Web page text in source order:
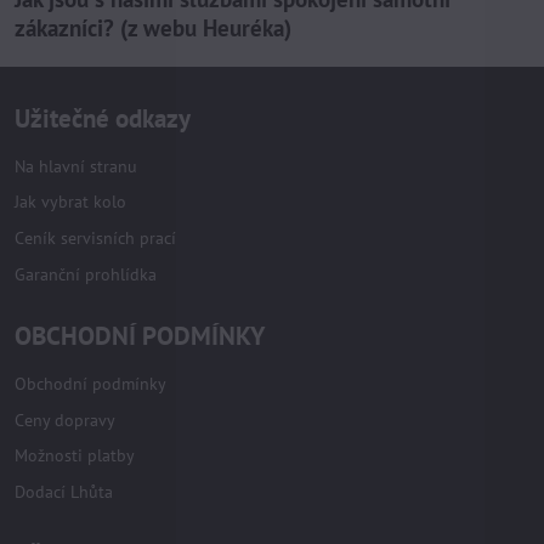
zákazníci? (z webu Heuréka)
Užitečné odkazy
Na hlavní stranu
Jak vybrat kolo
Ceník servisních prací
Garanční prohlídka
OBCHODNÍ PODMÍNKY
Obchodní podmínky
Ceny dopravy
Možnosti platby
Dodací Lhůta